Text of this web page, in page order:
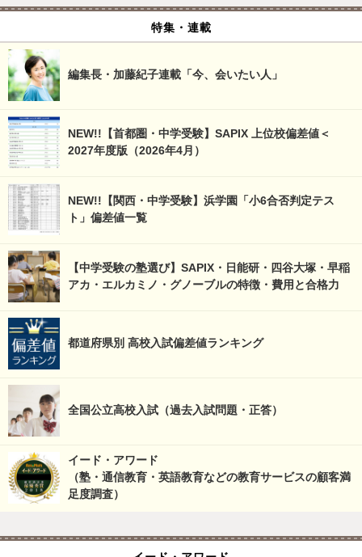
特集・連載
編集長・加藤紀子連載「今、会いたい人」
NEW!!【首都圏・中学受験】SAPIX 上位校偏差値＜
2027年度版（2026年4月）
NEW!!【関西・中学受験】浜学園「小6合否判定テス
ト」偏差値一覧
【中学受験の塾選び】SAPIX・日能研・四谷大塚・早稲
アカ・エルカミノ・グノーブルの特徴・費用と合格力
都道府県別 高校入試偏差値ランキング
全国公立高校入試（過去入試問題・正答）
イード・アワード
（塾・通信教育・英語教育などの教育サービスの顧客満
足度調査）